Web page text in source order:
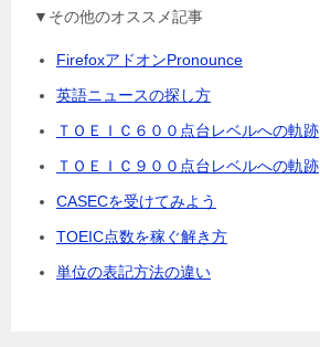
▼その他のオススメ記事
FirefoxアドオンPronounce
英語ニュースの探し方
ＴＯＥＩＣ６００点台レベルへの軌跡
ＴＯＥＩＣ９００点台レベルへの軌跡
CASECを受けてみよう
TOEIC点数を稼ぐ解き方
単位の表記方法の違い